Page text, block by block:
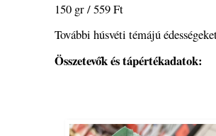
150 gr / 559 Ft
További húsvéti témájú
Összetevők és tápértékadatok: